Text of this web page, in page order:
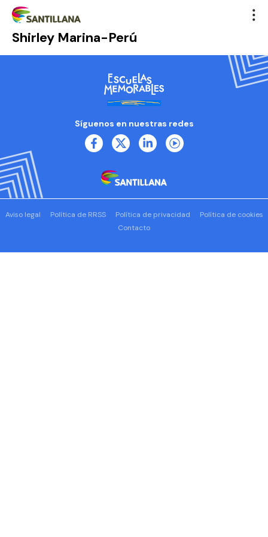
Shirley Marina-Perú
Síguenos en nuestras redes
Aviso legal Política de RRSS Política de privacidad
Política de cookies
Contacto